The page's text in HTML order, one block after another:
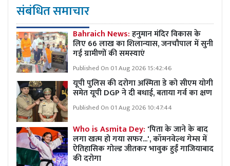
संबंधित समाचार
Bahraich News:हनुमान मंदिर विकास के
लिए 66 लाख का शिलान्यास, जनचौपाल में सुनी
गई ग्रामीणों की समस्याएं
Published On 01 Aug 2026 15:42:46
यूपी पुलिस की दरोगा अस्मिता डे को सीएम योगी
समेत यूपी DGP ने दी बधाई, बताया गर्व का क्षण
Published On 01 Aug 2026 10:47:44
Who is Asmita Dey: 'पिता के जाने के बाद
लगा खत्म हो गया सफर...', कॉमनवेल्थ गेम्स में
ऐतिहासिक गोल्ड जीतकर भावुक हुईं गाजियाबाद
की दरोगा